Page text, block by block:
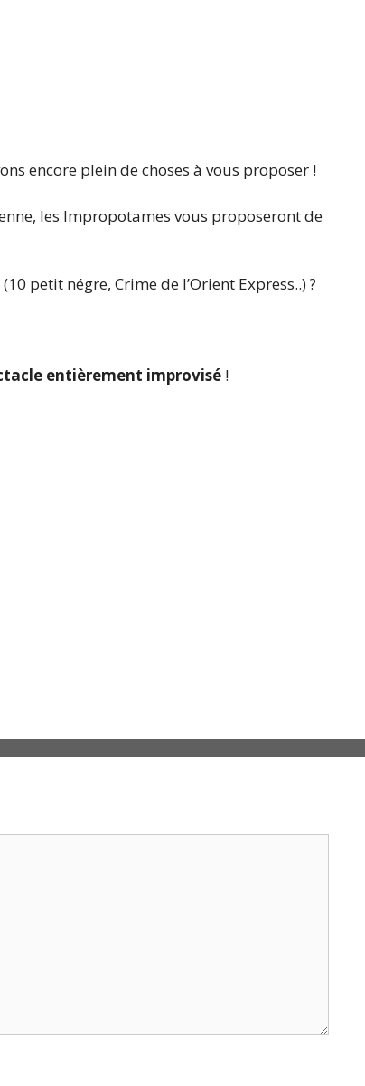
encore plein de choses à vous proposer !
les Impropotames vous proposeront de
petit négre, Crime de l’Orient Express..) ?
entièrement improvisé !